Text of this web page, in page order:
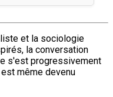
et la sociologie
la conversation
s'est progressivement
même devenu